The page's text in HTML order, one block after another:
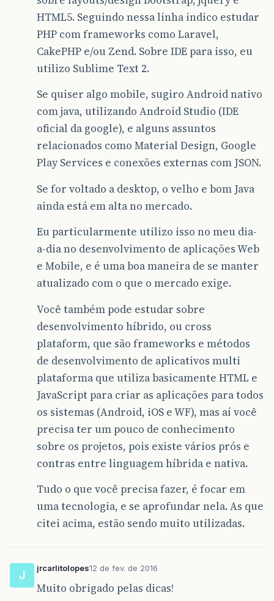
HTML5. Seguindo nessa linha indico estudar
PHP com frameworks como Laravel,
CakePHP e/ou Zend. Sobre IDE para isso, eu
utilizo Sublime Text 2.
Se quiser algo mobile, sugiro Android nativo
com java, utilizando Android Studio (IDE
oficial da google), e alguns assuntos
relacionados como Material Design, Google
Play Services e conexões externas com JSON.
Se for voltado a desktop, o velho e bom Java
ainda está em alta no mercado.
Eu particularmente utilizo isso no meu dia-
a-dia no desenvolvimento de aplicações Web
e Mobile, e é uma boa maneira de se manter
atualizado com o que o mercado exige.
Você também pode estudar sobre
desenvolvimento híbrido, ou cross
plataform, que são frameworks e métodos
de desenvolvimento de aplicativos multi
plataforma que utiliza basicamente HTML e
JavaScript para criar as aplicações para todos
os sistemas (Android, iOS e WF), mas aí você
precisa ter um pouco de conhecimento
sobre os projetos, pois existe vários prós e
contras entre linguagem híbrida e nativa.
Tudo o que você precisa fazer, é focar em
uma tecnologia, e se aprofundar nela. As que
citei acima, estão sendo muito utilizadas.
J
jrcarlitolopes12 de fev. de 2016
Muito obrigado pelas dicas!